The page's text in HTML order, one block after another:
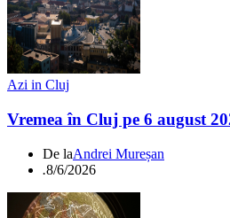
Azi in Cluj
Vremea în Cluj pe 6 august
De laAndrei Mureșan
.8/6/2026